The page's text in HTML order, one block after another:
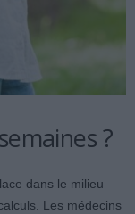
?
dans le milieu
Les médecins